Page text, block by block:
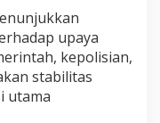
upaya
kepolisian,
stabilitas
utama